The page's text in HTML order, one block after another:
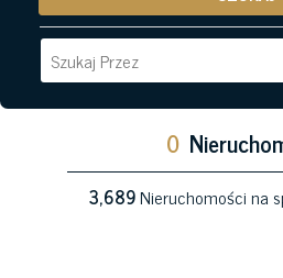
0
3,689Nieruchomości na